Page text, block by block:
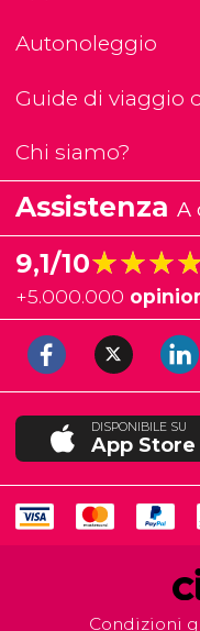
Autonoleggio
Guide di viaggio
Chi siamo?
Assistenza A
9,1/10
+5.000.000
DISPONIBILE SU
App Store
Condizioni